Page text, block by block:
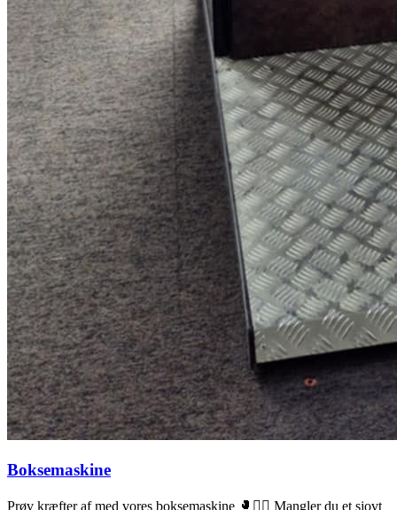
Boksemaskine
Prøv kræfter af med vores boksemaskine 🥊🦸‍♂️ Mangler du et sjovt